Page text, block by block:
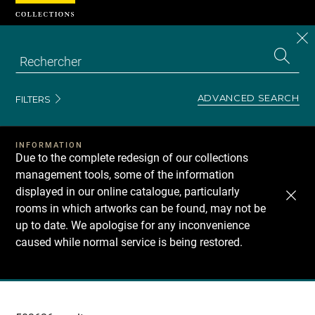
FILTERS ADVANCED SEARCH
INFORMATION
Due to the complete redesign of our collections
management tools, some of the information
displayed in our online catalogue, particularly
rooms in which artworks can be found, may not be
up to date. We apologise for any inconvenience
caused while normal service is being restored.
Recherche
Cookies management panel